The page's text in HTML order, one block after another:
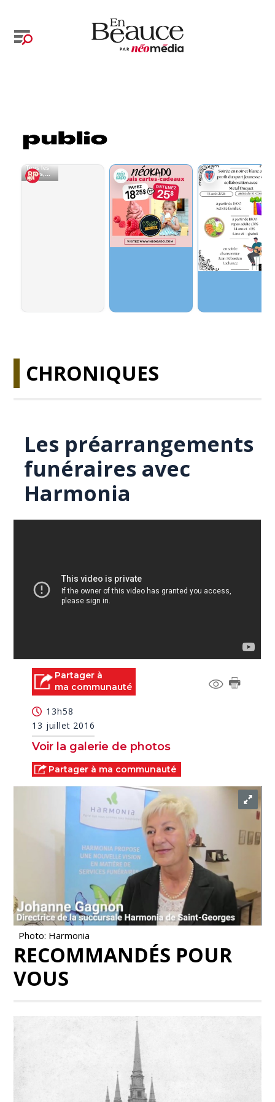
CHRONIQUES
Les préarrangements
funéraires avec
Harmonia
Partager à
ma communauté
13h58
13 juillet 2016
Voir la galerie de photos
Partager à ma communauté
Photo: Harmonia
RECOMMANDÉS POUR
VOUS